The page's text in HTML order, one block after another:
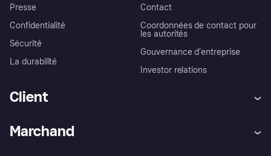
Presse
Confidentialité
Sécurité
La durabilité
Contact
Coordonnées de contact pour
les autorités
Gouvernance d’entreprise
Investor relations
Client
Marchand